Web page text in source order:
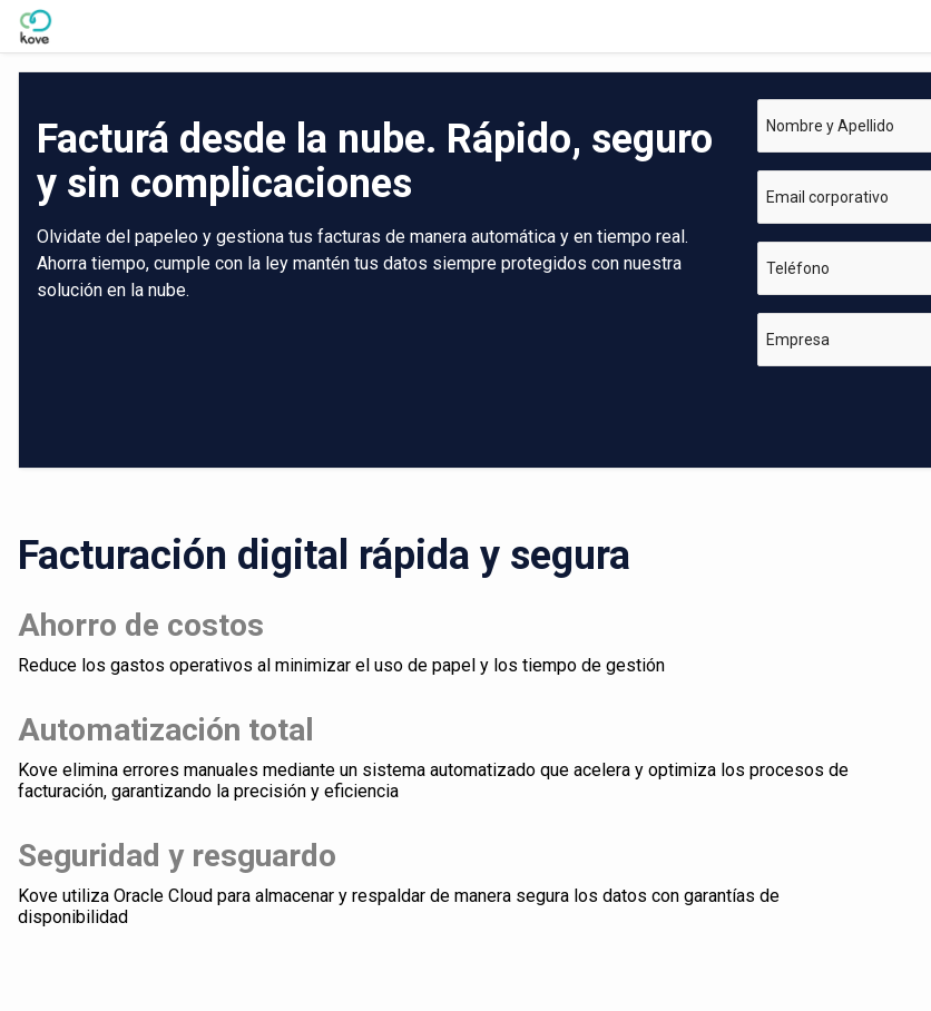
Skip to Main Content
Facturá desde la nube. Rápido, seguro
y sin complicaciones
Olvidate del papeleo y gestiona tus facturas de manera automática y en tiempo real.
Ahorra tiempo, cumple con la ley mantén tus datos siempre protegidos con nuestra
solución en la nube.
Nombre y Apellido
Email corporativo
Teléfono
Empresa
Facturación digital rápida y segura
Ahorro de costos
Reduce los gastos operativos al minimizar el uso de papel y los tiempo de gestión
Automatización total
Kove elimina errores manuales mediante un sistema automatizado que acelera y optimiza los procesos de
facturación, garantizando la precisión y eficiencia
Seguridad y resguardo
Kove utiliza Oracle Cloud para almacenar y respaldar de manera segura los datos con garantías de
disponibilidad